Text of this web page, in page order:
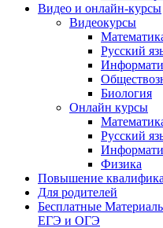
Видео и онлайн-курсы
Видеокурсы
Русский
Биология
Онлайн курсы
Русский
Физика
Повышение
Для родителей
Бесплатные
ЕГЭ и ОГЭ